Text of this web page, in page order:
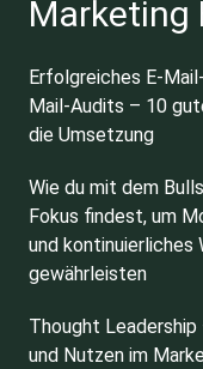
Marketing
Erfolgreiches E-
Mail-Audits – 10
die Umsetzung
Wie du mit dem
Fokus findest, um
und kontinuierliches
gewährleisten
Thought
und Nutzen im